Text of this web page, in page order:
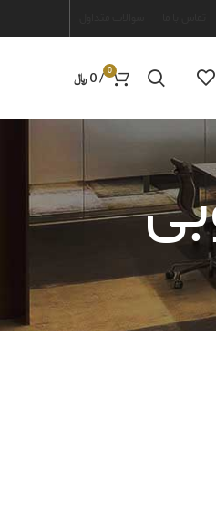
0
/
0 ﷼